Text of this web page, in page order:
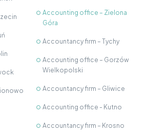
Accounting office – Zielona
Góra
Accountancy firm – Tychy
Accounting office – Gorzów
Wielkopolski
Accountancy firm – Gliwice
Accounting office - Kutno
Accountancy firm – Krosno